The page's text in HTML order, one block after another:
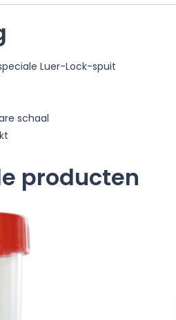
Luer-Lock-spuit
schaal
producten